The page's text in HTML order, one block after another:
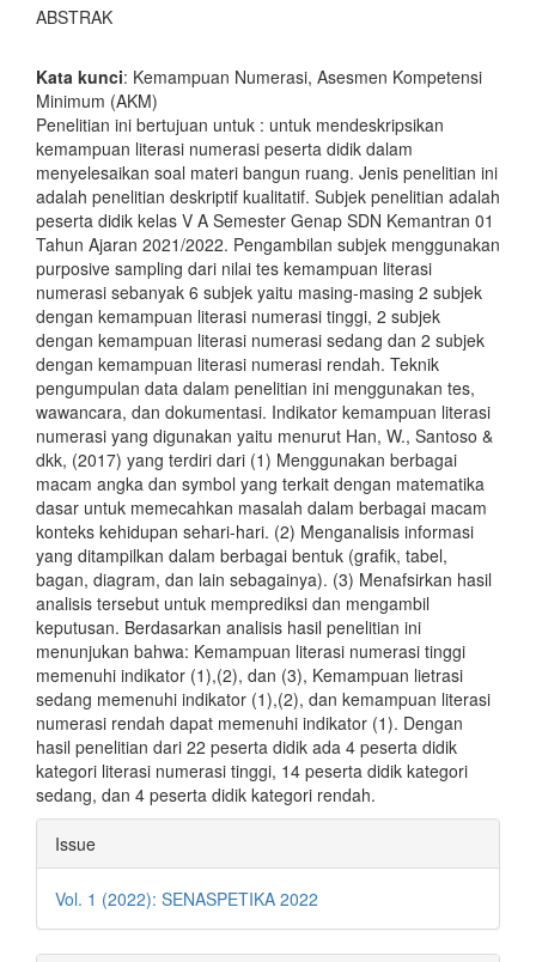
ABSTRAK
Kata kunci: Kemampuan Numerasi, Asesmen Kompetensi
Minimum (AKM)
Penelitian ini bertujuan untuk : untuk mendeskripsikan
kemampuan literasi numerasi peserta didik dalam
menyelesaikan soal materi bangun ruang. Jenis penelitian ini
adalah penelitian deskriptif kualitatif. Subjek penelitian adalah
peserta didik kelas V A Semester Genap SDN Kemantran 01
Tahun Ajaran 2021/2022. Pengambilan subjek menggunakan
purposive sampling dari nilai tes kemampuan literasi
numerasi sebanyak 6 subjek yaitu masing-masing 2 subjek
dengan kemampuan literasi numerasi tinggi, 2 subjek
dengan kemampuan literasi numerasi sedang dan 2 subjek
dengan kemampuan literasi numerasi rendah. Teknik
pengumpulan data dalam penelitian ini menggunakan tes,
wawancara, dan dokumentasi. Indikator kemampuan literasi
numerasi yang digunakan yaitu menurut Han, W., Santoso &
dkk, (2017) yang terdiri dari (1) Menggunakan berbagai
macam angka dan symbol yang terkait dengan matematika
dasar untuk memecahkan masalah dalam berbagai macam
konteks kehidupan sehari-hari. (2) Menganalisis informasi
yang ditampilkan dalam berbagai bentuk (grafik, tabel,
bagan, diagram, dan lain sebagainya). (3) Menafsirkan hasil
analisis tersebut untuk memprediksi dan mengambil
keputusan. Berdasarkan analisis hasil penelitian ini
menunjukan bahwa: Kemampuan literasi numerasi tinggi
memenuhi indikator (1),(2), dan (3), Kemampuan lietrasi
sedang memenuhi indikator (1),(2), dan kemampuan literasi
numerasi rendah dapat memenuhi indikator (1). Dengan
hasil penelitian dari 22 peserta didik ada 4 peserta didik
kategori literasi numerasi tinggi, 14 peserta didik kategori
sedang, dan 4 peserta didik kategori rendah.
Article
Details
Issue
Vol. 1 (2022): SENASPETIKA 2022